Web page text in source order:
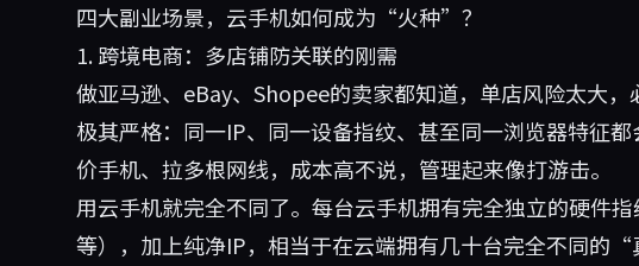
四大副业场景，云手机如何成为“火种”？
1. 跨境电商：多店铺防关联的刚需
做亚马逊、eBay、Shopee的卖家都知道，单店风险太大
极其严格：同一IP、同一设备指纹、甚至同一浏览器特征
价手机、拉多根网线，成本高不说，管理起来像打游击。
用云手机就完全不同了。每台云手机拥有完全独立的硬件
等），加上纯净IP，相当于在云端拥有几十台完全不同的“